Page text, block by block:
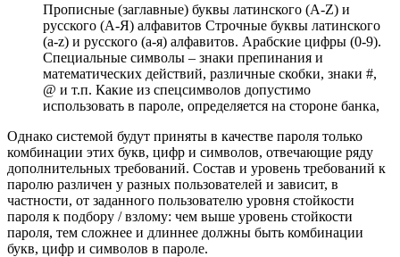
Прописные (заглавные) буквы латинского (A-Z) и
русского (А-Я) алфавитов Строчные буквы латинского
(a-z) и русского (а-я) алфавитов. Арабские цифры (0-9).
Специальные символы – знаки препинания и
математических действий, различные скобки, знаки #,
@ и т.п. Какие из спецсимволов допустимо
использовать в пароле, определяется на стороне банка,
Однако системой будут приняты в качестве пароля только
комбинации этих букв, цифр и символов, отвечающие ряду
дополнительных требований. Состав и уровень требований к
паролю различен у разных пользователей и зависит, в
частности, от заданного пользователю уровня стойкости
пароля к подбору / взлому: чем выше уровень стойкости
пароля, тем сложнее и длиннее должны быть комбинации
букв, цифр и символов в пароле.